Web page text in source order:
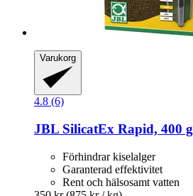
Varukorg
4.8 (6)
JBL SilicatEx Rapid, 400 g
Förhindrar kiselalger
Garanterad effektivitet
Rent och hälsosamt vatten